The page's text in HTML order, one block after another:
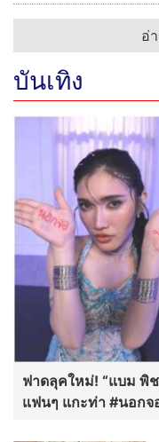
อ่
บันเทิง
ฟาดลุคใหม่! “แบม พิ
แฟนๆ แกะท่า #นอกจ